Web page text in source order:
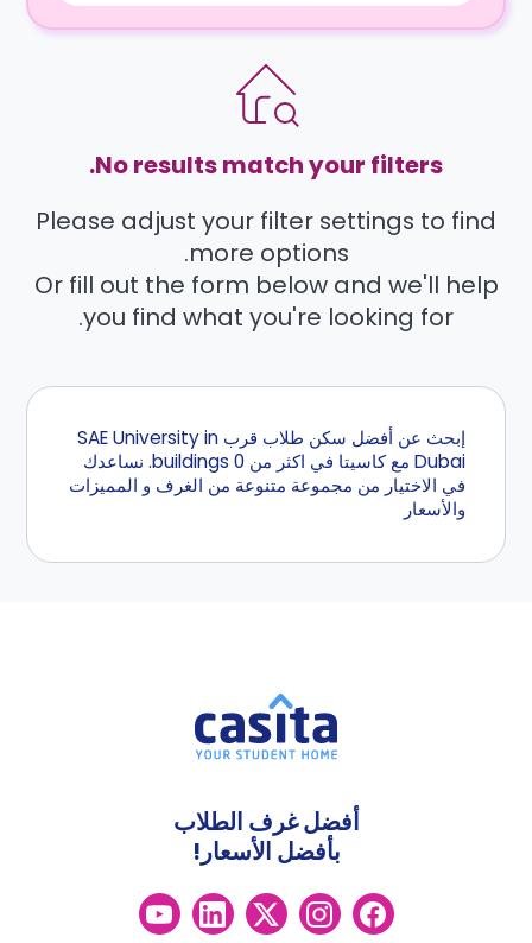
No results match your filters.
Please adjust your filter settings to find
more options.
Or fill out the form below and we'll help
you find what you're looking for.
إبحث عن أفضل سكن طلاب قرب SAE University in
Dubai مع كاسيتا في اكثر من 0 buildings. نساعدك
في الاختيار من مجموعة متنوعة من الغرف و المميزات
والأسعار
أفضل غرف الطلاب
بأفضل الأسعار!